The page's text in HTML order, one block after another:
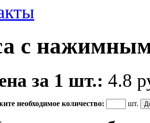
с
за 1 шт.: 4.8
необходимое количество: шт.